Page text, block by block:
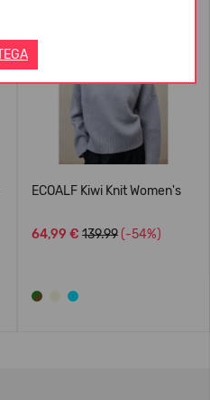
ECOALF Kiwi Knit Women's
64,99 € 139.99 (-54%)